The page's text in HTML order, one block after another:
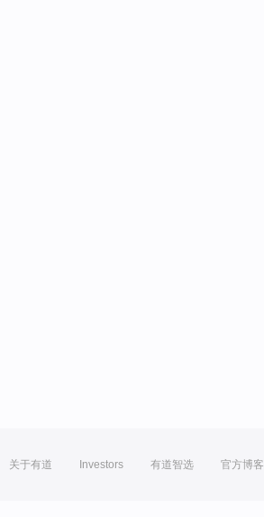
关于有道 Investors 有道智选 官方博客